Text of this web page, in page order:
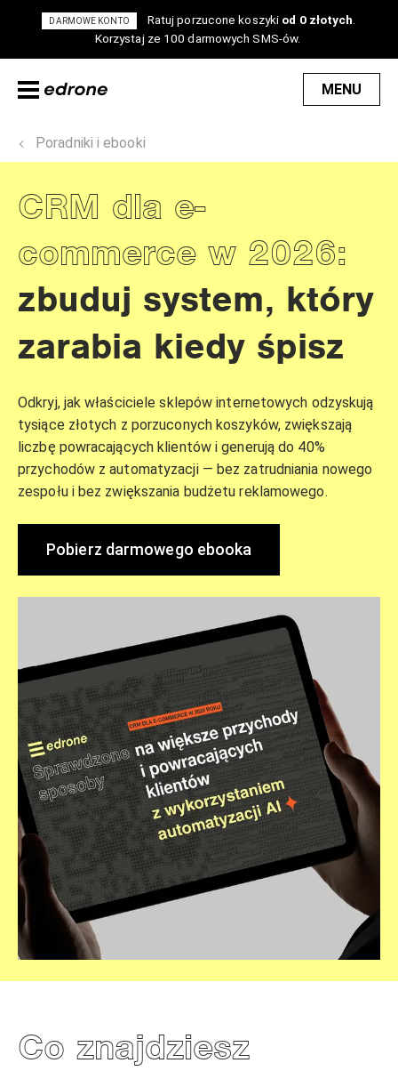
DARMOWE KONTO Ratuj porzucone koszyki od 0 złotych
Korzystaj ze 100 darmowych SMS-ów.
MENU
Poradniki i ebooki
CRM dla e-
commerce w 2026:
zbuduj system, który
zarabia kiedy śpisz
Odkryj, jak właściciele sklepów internetowych odzyskują
tysiące złotych z porzuconych koszyków, zwiększają
liczbę powracających klientów i generują do 40%
przychodów z automatyzacji — bez zatrudniania nowego
zespołu i bez zwiększania budżetu reklamowego.
Pobierz darmowego ebooka
Co znajdziesz